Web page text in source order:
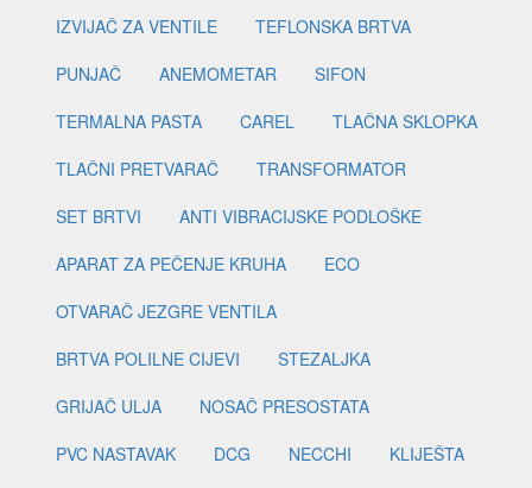
IZVIJAČ ZA VENTILE
TEFLONSKA BRTVA
PUNJAČ
ANEMOMETAR
SIFON
TERMALNA PASTA
CAREL
TLAČNA SKLOPKA
TLAČNI PRETVARAČ
TRANSFORMATOR
SET BRTVI
ANTI VIBRACIJSKE PODLOŠKE
APARAT ZA PEČENJE KRUHA
ECO
OTVARAČ JEZGRE VENTILA
BRTVA POLILNE CIJEVI
STEZALJKA
GRIJAČ ULJA
NOSAČ PRESOSTATA
PVC NASTAVAK
DCG NECCHI
KLIJEŠTA